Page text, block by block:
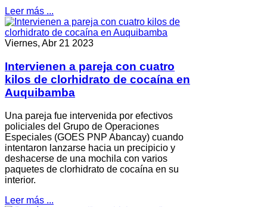
Leer más ...
Viernes, Abr 21 2023
Intervienen a pareja con cuatro
kilos de clorhidrato de cocaína en
Auquibamba
Una pareja fue intervenida por efectivos
policiales del Grupo de Operaciones
Especiales (GOES PNP Abancay) cuando
intentaron lanzarse hacia un precipicio y
deshacerse de una mochila con varios
paquetes de clorhidrato de cocaína en su
interior.
Leer más ...